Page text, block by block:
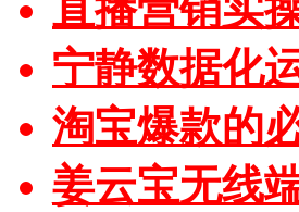
宁静数据化
淘宝爆款的
姜云宝无线